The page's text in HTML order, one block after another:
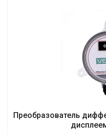
Преобразователь